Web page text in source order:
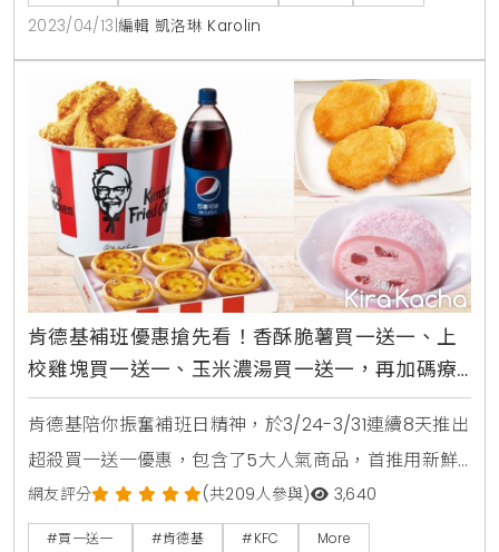
荔枝Q蛋撻」聯名「卡娜赫拉的小動物」引領粉紅夢幻
萌旋風。肯德基「海苔肉鬆脆雞」用跨世代美味記憶中
的海苔雞肉鬆結合酥脆多汁的咔啦脆雞，中西混搭、復
古潮搭，迸發出百變鹹香新滋味，將於4/18-5/22期間
限定開賣。
2023/04/13 編輯 凱洛琳 Karolin
肯德基補班優惠搶先看！香酥脆薯買一送一、上
校雞塊買一送一、玉米濃湯買一送一，再加碼療
癒雞蛋桶餐55折開吃
肯德基陪你振奮補班日精神，於3/24-3/31連續8天推出
超殺買一送一優惠，包含了5大人氣商品，首推用新鮮
馬鈴薯炸製而成，讓您可以隨時享受酥脆口感的
「40456香酥脆薯」買一送一，還有每一口都充滿著經
網友評分 (共209人參與) 3,640
#買一送一 #肯德基 #KFC More